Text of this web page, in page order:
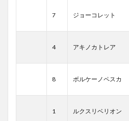
7 ジョーコレット
4 アキノカトレア
8 ボルケーノペスカ
1 ルクスリベリオン